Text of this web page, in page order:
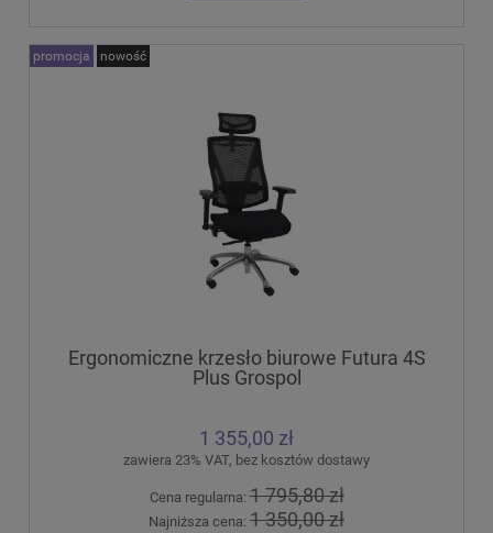
Ergonomiczne krzesło biurowe Futura 4S
Plus Grospol
1 355,00 zł
zawiera 23% VAT, bez kosztów dostawy
Cena regularna:1 795,80 zł
Najniższa cena: 1 350,00 zł
promocja nowość